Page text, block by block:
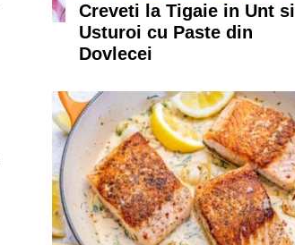
Creveti la Tigaie in Unt si
Usturoi cu Paste din
Dovlecei